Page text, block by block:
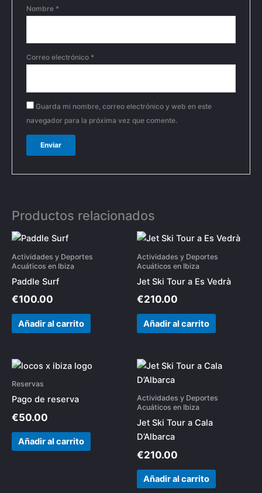
Nombre *
Correo electrónico *
Guarda mi nombre, correo electrónico y web en este
navegador para la próxima vez que comente.
Productos relacionados
Actividades y Deportes
Acuáticos en Ibiza
Paddle Surf
€100.00
Añadir al carrito
Actividades y Deportes
Acuáticos en Ibiza
Jet Ski Tour a Es Vedrà
€210.00
Añadir al carrito
Reservas
Pago de reserva
€50.00
Añadir al carrito
Actividades y Deportes
Acuáticos en Ibiza
Jet Ski Tour a Cala
D’Albarca
€210.00
Añadir al carrito